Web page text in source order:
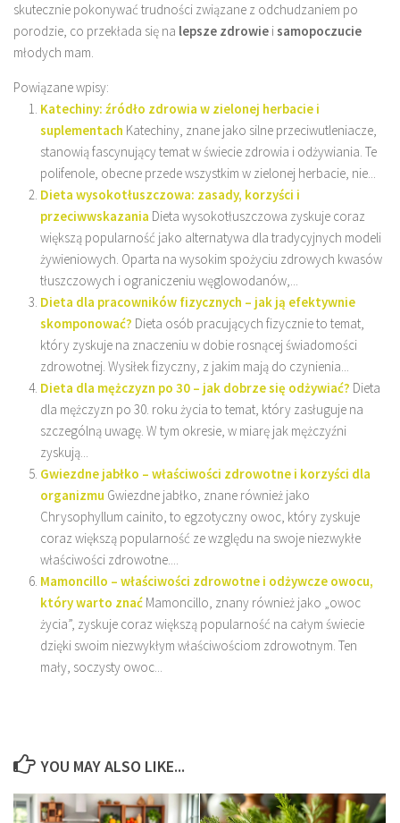
skutecznie pokonywać trudności związane z odchudzaniem po
porodzie, co przekłada się na lepsze zdrowie isamopoczucie
młodych mam.
Powiązane wpisy:
Katechiny: źródło zdrowia w zielonej herbacie i
suplementach Katechiny, znane jako silne przeciwutleniacze,
stanowią fascynujący temat w świecie zdrowia i odżywiania. Te
polifenole, obecne przede wszystkim w zielonej herbacie, nie...
Dieta wysokotłuszczowa: zasady, korzyści i
przeciwwskazania Dieta wysokotłuszczowa zyskuje coraz
większą popularność jako alternatywa dla tradycyjnych modeli
żywieniowych. Oparta na wysokim spożyciu zdrowych kwasów
tłuszczowych i ograniczeniu węglowodanów,...
Dieta dla pracowników fizycznych – jak ją efektywnie
skomponować? Dieta osób pracujących fizycznie to temat,
który zyskuje na znaczeniu w dobie rosnącej świadomości
zdrowotnej. Wysiłek fizyczny, z jakim mają do czynienia...
Dieta dla mężczyzn po 30 – jak dobrze się odżywiać? Dieta
dla mężczyzn po 30. roku życia to temat, który zasługuje na
szczególną uwagę. W tym okresie, w miarę jak mężczyźni
zyskują...
Gwiezdne jabłko – właściwości zdrowotne i korzyści dla
organizmu Gwiezdne jabłko, znane również jako
Chrysophyllum cainito, to egzotyczny owoc, który zyskuje
coraz większą popularność ze względu na swoje niezwykłe
właściwości zdrowotne....
Mamoncillo – właściwości zdrowotne i odżywcze owocu,
który warto znać Mamoncillo, znany również jako „owoc
życia”, zyskuje coraz większą popularność na całym świecie
dzięki swoim niezwykłym właściwościom zdrowotnym. Ten
mały, soczysty owoc...
YOU MAY ALSO LIKE...